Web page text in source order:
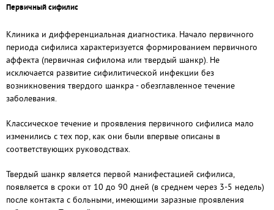
Первичный сифилис
Клиника и дифференциальная диагностика. Начало первичного
периода сифилиса характеризуется формированием первичного
аффекта (первичная сифилома или твердый шанкр). Не
исключается развитие сифилитической инфекции без
возникновения твердого шанкра - обезглавленное течение
заболевания.
Классическое течение и проявления первичного сифилиса мало
изменились с тех пор, как они были впервые описаны в
соответствующих руководствах.
Твердый шанкр является первой манифестацией сифилиса,
появляется в сроки от 10 до 90 дней (в среднем через 3-5 недель)
после контакта с больными, имеющими заразные проявления